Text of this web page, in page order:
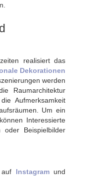
realisiert das
Dekorationen
werden
Raumarchitektur
Aufmerksamkeit
Um ein
Interessierte
oder Beispielbilder
Instagram und